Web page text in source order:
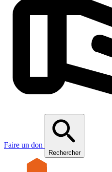
Faire un don
Rechercher